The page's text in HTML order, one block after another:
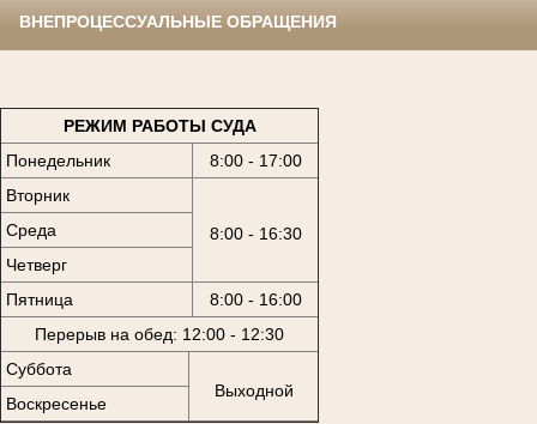
ВНЕПРОЦЕССУАЛЬНЫЕ ОБРАЩЕНИЯ
РЕЖИМ РАБОТЫ СУДА
Понедельник
8:00 - 17:00
Вторник
8:00 - 16:30
Среда
Четверг
Пятница
8:00 - 16:00
Перерыв на обед: 12:00 - 12:30
Суббота
Выходной
Воскресенье